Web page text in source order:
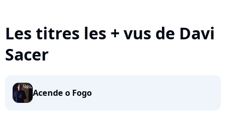
Les titres les + vus de Davi
Sacer
Acende o Fogo